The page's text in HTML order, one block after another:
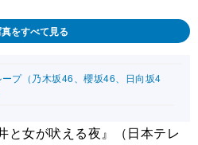
真をすべて見る
ープ（乃木坂46、櫻坂46、日向坂4
女が吠える夜』（日本テレ